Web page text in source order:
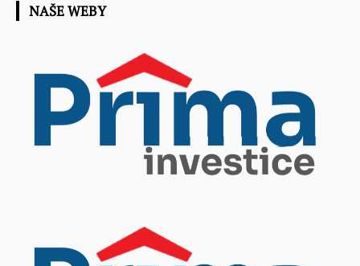
NAŠE WEBY